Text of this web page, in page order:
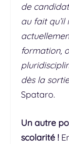
de
au fait qu’il
formation,
dès la
Spataro.
Un autre
scolarité !